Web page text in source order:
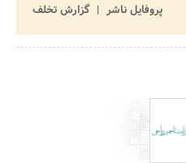
پروفایل ناشر
گزارش تخلف